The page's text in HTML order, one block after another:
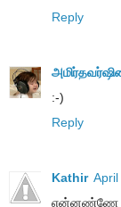
Reply
:-)
Reply
Kathir
என்னண்ணே